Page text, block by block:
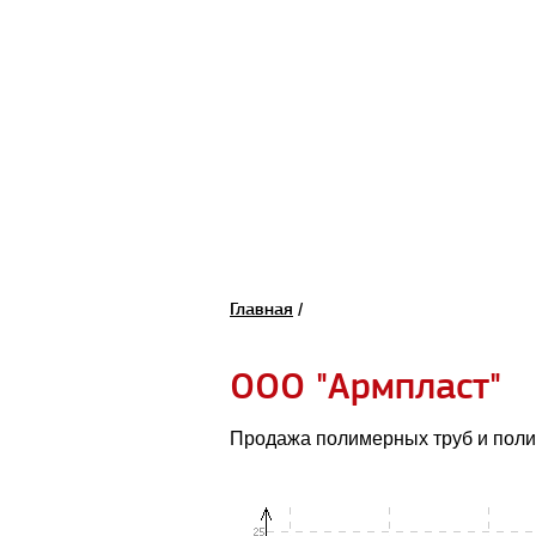
Главная /
ООО "Армпласт"
Продажа полимерных труб и